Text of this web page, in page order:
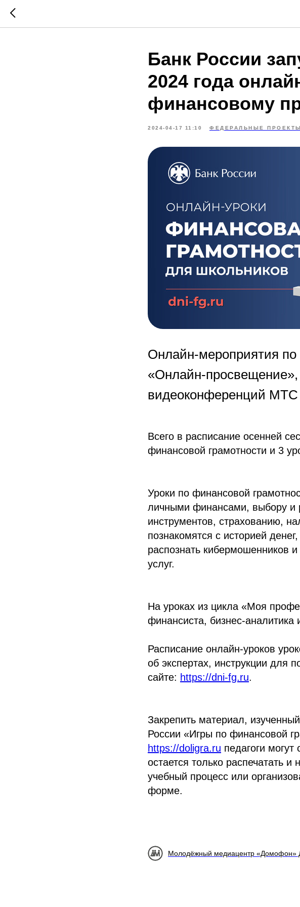
Банк России
2024 года
финансовому
2024-04-17 11:10 ФЕДЕРАЛЬНЫЕ ПРОЕКТЫ
Онлайн-мероприятия
«Онлайн-
видеоконференций МТС
Всего в расписание осенней
финансовой грамотности и 3
Уроки по финансовой
личными финансами, выбору и
инструментов, страхованию,
познакомятся с историей
распознать кибермошенников
услуг.
На уроках из цикла «Моя
финансиста, бизнес-аналитика
Расписание онлайн-уроков
об экспертах, инструкции
сайте: https://dni-fg.ru.
Закрепить материал,
России «Игры по финансовой
https://doligra.ru педагоги
остается только распечатать и
учебный процесс или
форме.
Молодёжный медиацентр «Домофон»